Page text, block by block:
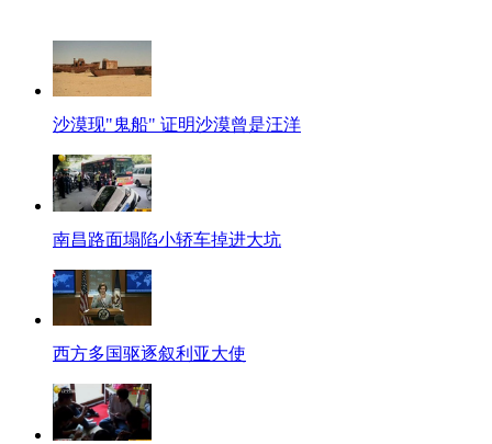
沙漠现"鬼船" 证明沙漠曾是汪洋
南昌路面塌陷小轿车掉进大坑
西方多国驱逐叙利亚大使